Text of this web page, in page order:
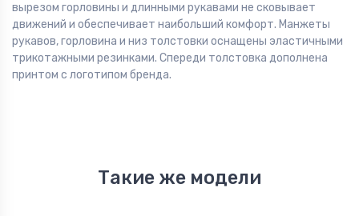
вырезом горловины и длинными рукавами не сковывает
движений и обеспечивает наибольший комфорт. Манжеты
рукавов, горловина и низ толстовки оснащены эластичными
трикотажными резинками. Спереди толстовка дополнена
принтом с логотипом бренда.
Такие же модели